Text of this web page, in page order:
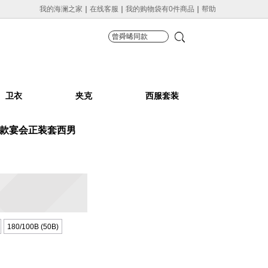
我的海澜之家 在线客服 我的购物袋有0件商品 帮助
卫衣 夹克 西服套装
宴会正装套西男
180/100B (50B)